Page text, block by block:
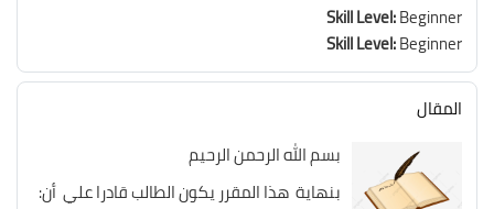
Skill Level:Beginner
Skill Level:Beginner
المقال
بسم الله الرحمن الرحيم
بنهاية هذا المقرر يكون الطالب قادرا علي أن: